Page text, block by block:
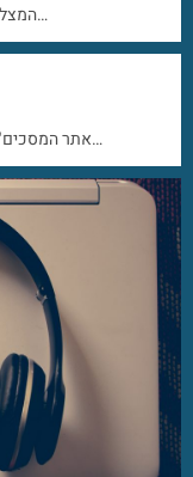
המצלמה במחשב היא חלק חשוב מאוד במקבוק ומוטב…
"אתר המסכים" משרת קהילה צרכנית הצורכת שירותי תיקונים…